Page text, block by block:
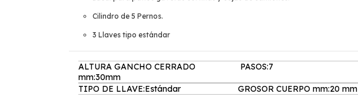
Cilindro de 5 Pernos.
3 Llaves tipo estándar
ALTURA GANCHO CERRADO
mm:30mm
PASOS:7
TIPO DE LLAVE:Estándar GROSOR CUERPO mm:20 mm